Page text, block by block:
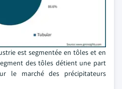
est segmentée en tôles et en
des tôles détient une part
le marché des précipitateurs